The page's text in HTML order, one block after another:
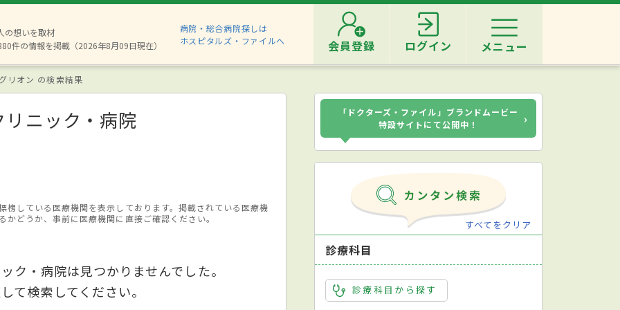
の想いを取材
件の情報を掲載（2026年8月09日現在）
病院・総合病院探しは
ホスピタルズ・ファイルへ
会員登録 ログイン メニュー
リオン の検索結果
リニック・病院
している医療機関を表示しております。掲載されている医療機
どうか、事前に医療機関に直接ご確認ください。
ク・病院は見つかりませんでした。
て検索してください。
「ドクターズ・ファイル」ブランドムービー
特設サイトにて公開中！
›
すべてをクリア
診療科目
診療科目から探す